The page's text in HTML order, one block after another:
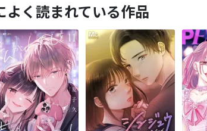
よく読まれている作品